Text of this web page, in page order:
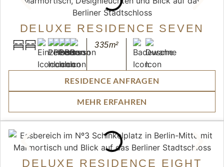
DELUXE RESIDENCE SEVEN
335m²
RESIDENCE ANFRAGEN
MEHR ERFAHREN
DELUXE RESIDENCE EIGHT